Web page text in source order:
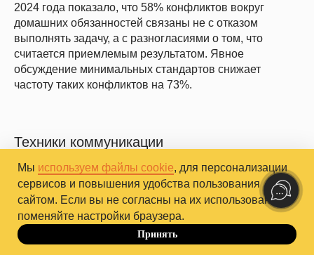
2024 года показало, что 58% конфликтов вокруг
домашних обязанностей связаны не с отказом
выполнять задачу, а с разногласиями о том, что
считается приемлемым результатом. Явное
обсуждение минимальных стандартов снижает
частоту таких конфликтов на 73%.
Техники коммуникации
и перераспределение
ответственности
Изменение динамики требует прямой, конкретной
коммуникации. Разговор о вооруженной
некомпетентности сложен, потому что человек часто
Мы используем файлы cookie, для персонализации
сервисов и повышения удобства пользования
сайтом. Если вы не согласны на их использование,
поменяйте настройки браузера.
Принять
До 10.10